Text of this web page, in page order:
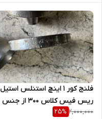
فلنج کور 1 اینچ استنلس استیل
ریس فیس کلاس 300 از جنس
SA182 F316/316L
2,000,000
25%